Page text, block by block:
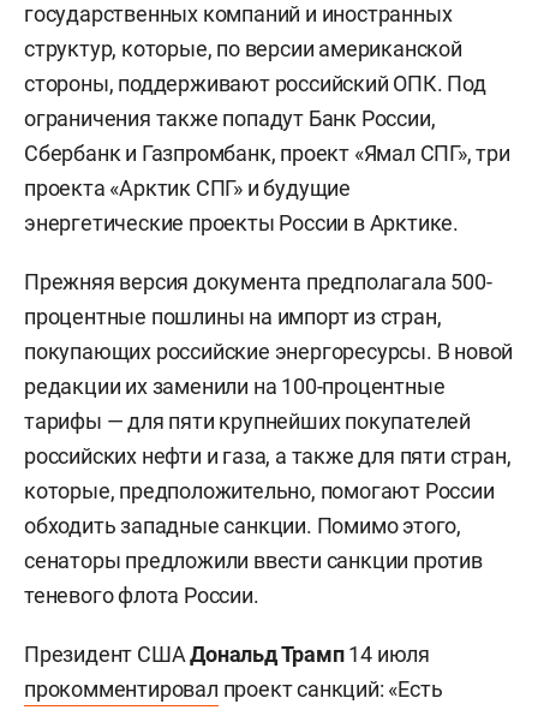
государственных компаний и иностранных
структур, которые, по версии американской
стороны, поддерживают российский ОПК. Под
ограничения также попадут Банк России,
Сбербанк и Газпромбанк, проект «Ямал СПГ», три
проекта «Арктик СПГ» и будущие
энергетические проекты России в Арктике.
Прежняя версия документа предполагала 500-
процентные пошлины на импорт из стран,
покупающих российские энергоресурсы. В новой
редакции их заменили на 100-процентные
тарифы — для пяти крупнейших покупателей
российских нефти и газа, а также для пяти стран,
которые, предположительно, помогают России
обходить западные санкции. Помимо этого,
сенаторы предложили ввести санкции против
теневого флота России.
Президент СШАДональд Трамп14 июля
прокомментировал проект санкций: «Есть